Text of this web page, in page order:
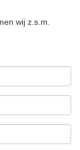
wij z.s.m.